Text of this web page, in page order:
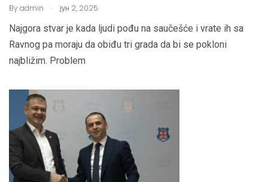
Byadmin . јун 2, 2025
Najgora stvar je kada ljudi pođu na saučešće i vrate ih sa
Ravnog pa moraju da obiđu tri grada da bi se pokloni
najbližim. Problem